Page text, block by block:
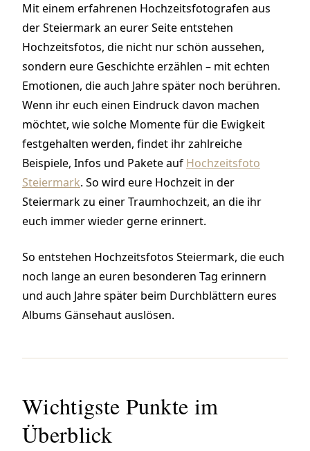
Mit einem erfahrenen Hochzeitsfotografen aus
der Steiermark an eurer Seite entstehen
Hochzeitsfotos, die nicht nur schön aussehen,
sondern eure Geschichte erzählen – mit echten
Emotionen, die auch Jahre später noch berühren.
Wenn ihr euch einen Eindruck davon machen
möchtet, wie solche Momente für die Ewigkeit
festgehalten werden, findet ihr zahlreiche
Beispiele, Infos und Pakete auf Hochzeitsfoto
Steiermark. So wird eure Hochzeit in der
Steiermark zu einer Traumhochzeit, an die ihr
euch immer wieder gerne erinnert.
So entstehen Hochzeitsfotos Steiermark, die euch
noch lange an euren besonderen Tag erinnern
und auch Jahre später beim Durchblättern eures
Albums Gänsehaut auslösen.
Wichtigste Punkte im
Überblick